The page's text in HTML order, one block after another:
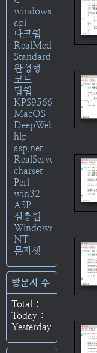
windows
api
다크웹
RealMedia
Standard
완성형
코드
딥웹
KPS9566
MacOS
DeepWeb
hlp
asp.net
RealServer
charset
Perl
win32
ASP
심층웹
Windows
NT
문자셋
방문자 수
Total :
Today :
Yesterday :